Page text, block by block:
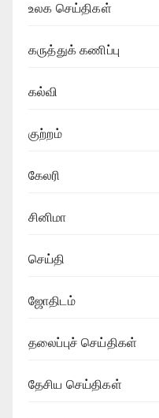
உலக செய்திகள்
கருத்துக் கணிப்பு
கல்வி
குற்றம்
கேலரி
சினிமா
செய்தி
ஜோதிடம்
தலைப்புச் செய்திகள்
தேசிய செய்திகள்